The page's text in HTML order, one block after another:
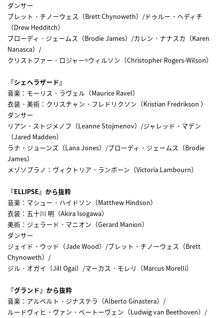
ダンサー
ブレット・チノーウェス（Brett Chynoweth）/ドゥルー・ヘディチ
（Drew Hedditch）
ブローディ・ジェームス（Brodie James）/カレン・ナナスカ（Karen
Nanasca）/
クリストファー・ロジャー=ウィルソン（Christopher Rogers-Wilson）
『シェヘラザード』
音楽：モーリス・ラヴェル（Maurice Ravel）
衣装・美術：クリスチャン・フレドリクソン（Kristian Fredrikson ）
ダンサー
リアン・ストジメノフ（Leanne Stojmenov）/ジャレッド・マデン
（Jared Madden）
ラナ・ジョーンズ（Lana Jones）/ブローディ・ジェームス（Brodie
James）
メゾソプラノ：ヴィクトリア・ランボーン（Victoria Lambourn）
『ELLIPSE』から抜粋
音楽：マシュー・ハイドソン（Matthew Hindson）
衣装：五十川 明（Akira Isogawa）
美術：ジェラード・マニオン（Gerard Manion）
ダンサー
ジェイド・ウッド（Jade Wood）/ブレット・チノーウェス（Brett
Chynoweth）/
ジル・オガイ（Jill Ogai）/マーカス・モレリ（Marcus Morelli）
『グランド』から抜粋
音楽：アルベルト・ジナステラ（Alberto Ginastera）/
ルードヴィヒ・ヴァン・ベートーヴェン（Ludwig van Beethoven）/